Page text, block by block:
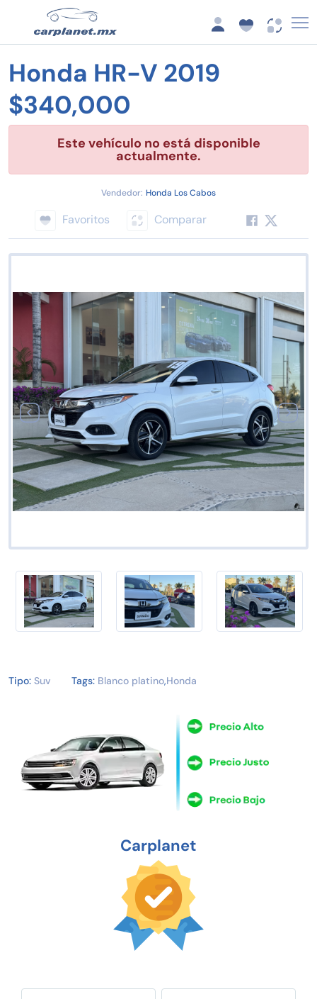
Honda HR-V 2019
$340,000
Este vehículo no está disponible
actualmente.
Vendedor: Honda Los Cabos
Favoritos Comparar
Tipo: Suv Tags: Blanco platino,Honda
Carplanet